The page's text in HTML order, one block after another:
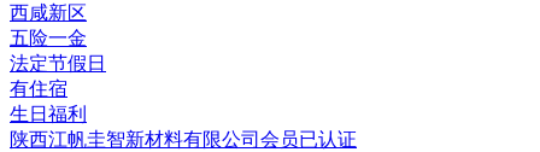
西咸新区
五险一金
法定节假日
有住宿
生日福利
陕西江帆圭智新材料有限公司 会员已认证